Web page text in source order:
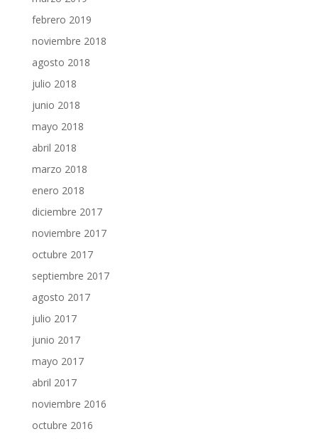
febrero 2019
noviembre 2018
agosto 2018
julio 2018
junio 2018
mayo 2018
abril 2018
marzo 2018
enero 2018
diciembre 2017
noviembre 2017
octubre 2017
septiembre 2017
agosto 2017
julio 2017
junio 2017
mayo 2017
abril 2017
noviembre 2016
octubre 2016